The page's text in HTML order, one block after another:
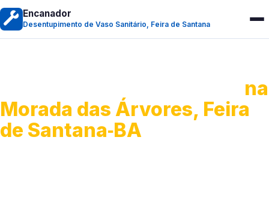
Encanador
Desentupimento de Vaso Sanitário, Feira de Santana
na
Morada das Árvores, Feira
de Santana‑BA